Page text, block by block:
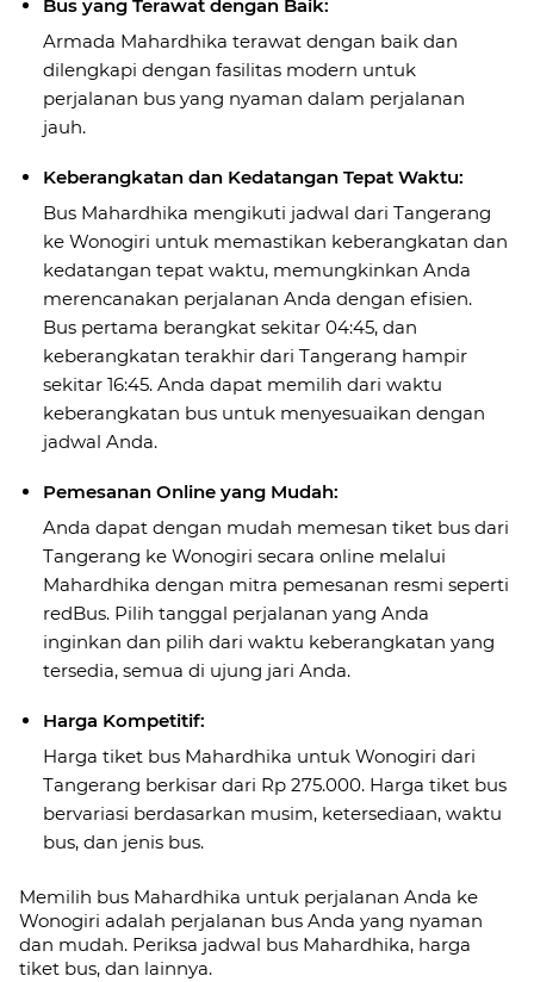
Bus yang Terawat dengan Baik:
Armada Mahardhika terawat dengan baik dan
dilengkapi dengan fasilitas modern untuk
perjalanan bus yang nyaman dalam perjalanan
jauh.
Keberangkatan dan Kedatangan Tepat Waktu:
Bus Mahardhika mengikuti jadwal dari Tangerang
ke Wonogiri untuk memastikan keberangkatan dan
kedatangan tepat waktu, memungkinkan Anda
merencanakan perjalanan Anda dengan efisien.
Bus pertama berangkat sekitar 04:45, dan
keberangkatan terakhir dari Tangerang hampir
sekitar 16:45. Anda dapat memilih dari waktu
keberangkatan bus untuk menyesuaikan dengan
jadwal Anda.
Pemesanan Online yang Mudah:
Anda dapat dengan mudah memesan tiket bus dari
Tangerang ke Wonogiri secara online melalui
Mahardhika dengan mitra pemesanan resmi seperti
redBus. Pilih tanggal perjalanan yang Anda
inginkan dan pilih dari waktu keberangkatan yang
tersedia, semua di ujung jari Anda.
Harga Kompetitif:
Harga tiket bus Mahardhika untuk Wonogiri dari
Tangerang berkisar dari Rp 275.000. Harga tiket bus
bervariasi berdasarkan musim, ketersediaan, waktu
bus, dan jenis bus.
Memilih bus Mahardhika untuk perjalanan Anda ke
Wonogiri adalah perjalanan bus Anda yang nyaman
dan mudah. Periksa jadwal bus Mahardhika, harga
tiket bus, dan lainnya.